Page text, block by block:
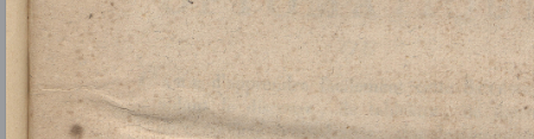
Livre premier. Minéraux - Courrejolles, François-Gabriel